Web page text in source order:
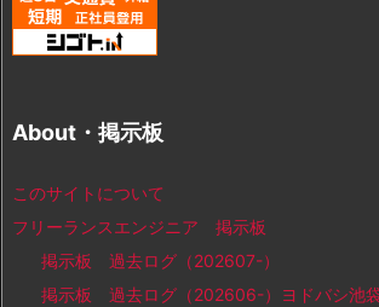
About・掲示板
このサイトについて
フリーランスエンジニア 掲示板
掲示板 過去ログ（202607-）
掲示板 過去ログ（202606-）ヨドバシ池